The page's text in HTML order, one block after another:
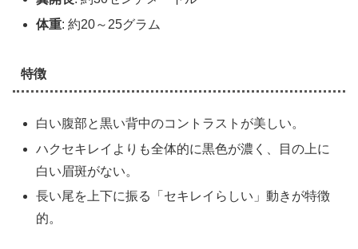
体重: 約20～25グラム
特徴
白い腹部と黒い背中のコントラストが美しい。
ハクセキレイよりも全体的に黒色が濃く、目の上に
白い眉斑がない。
長い尾を上下に振る「セキレイらしい」動きが特徴
的。